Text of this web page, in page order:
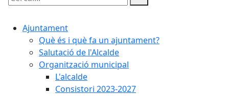
Cercar:
Ajuntament
Què és i què fa un ajuntament?
Salutació de l'Alcalde
Organització municipal
L'alcalde
Consistori 2023-2027